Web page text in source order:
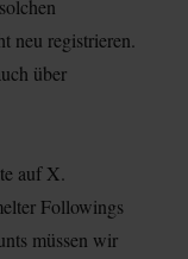
neu registrieren.
über
auf X.
Followings
müssen wir